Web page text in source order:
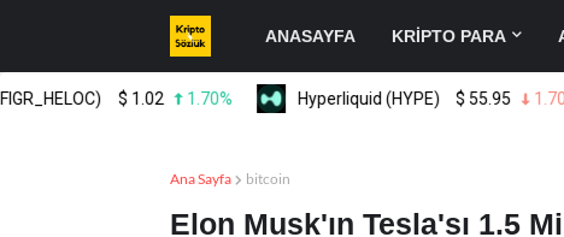
ANASAYFA KRİPTO PARA
$1.02 1.70% Hyperliquid (HYPE) $55.95 1.70%
Ana Sayfa bitcoin
Elon Musk'ın Tesla'sı 1.5